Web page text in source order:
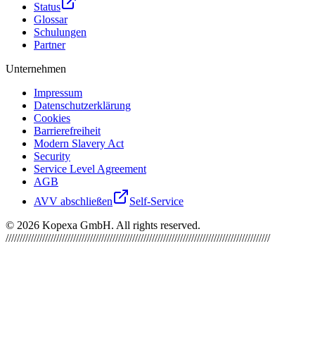
Status
Glossar
Schulungen
Partner
Unternehmen
Impressum
Datenschutzerklärung
Cookies
Barrierefreiheit
Modern Slavery Act
Security
Service Level Agreement
AGB
AVV abschließen
Self-Service
© 2026 Kopexa GmbH. All rights reserved.
//////////////////////////////////////////////////////////////////////////////////////////////